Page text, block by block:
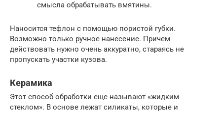
смысла обрабатывать вмятины.
Наносится тефлон с помощью пористой губки.
Возможно только ручное нанесение. Причем
действовать нужно очень аккуратно, стараясь не
пропускать участки кузова.
Керамика
Этот способ обработки еще называют «жидким
стеклом». В основе лежат силикаты, которые и